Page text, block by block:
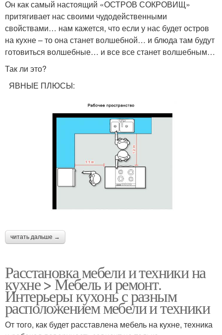
Он как самый настоящий «ОСТРОВ СОКРОВИЩ»
притягивает нас своими чудодейственными
свойствами… нам кажется, что если у нас будет остров
на кухне – то она станет волшебной… и блюда там будут
готовиться волшебные… и все все станет волшебным…
Так ли это?
ЯВНЫЕ ПЛЮСЫ:
читать дальше →
Расстановка мебели и техники на
кухне > Мебель и ремонт.
Интерьеры кухонь с разным
расположением мебели и техники
От того, как будет расставлена мебель на кухне, техника